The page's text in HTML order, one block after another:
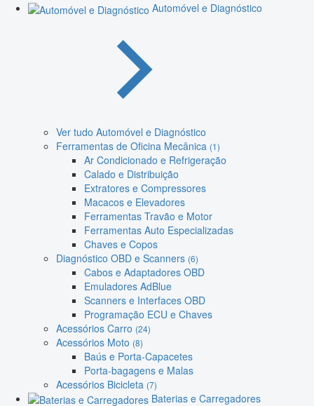
Automóvel e Diagnóstico
Ver tudo Automóvel e Diagnóstico
Ferramentas de Oficina Mecânica (1)
Ar Condicionado e Refrigeração
Calado e Distribuição
Extratores e Compressores
Macacos e Elevadores
Ferramentas Travão e Motor
Ferramentas Auto Especializadas
Chaves e Copos
Diagnóstico OBD e Scanners (6)
Cabos e Adaptadores OBD
Emuladores AdBlue
Scanners e Interfaces OBD
Programação ECU e Chaves
Acessórios Carro (24)
Acessórios Moto (8)
Baús e Porta-Capacetes
Porta-bagagens e Malas
Acessórios Bicicleta (7)
Baterias e Carregadores